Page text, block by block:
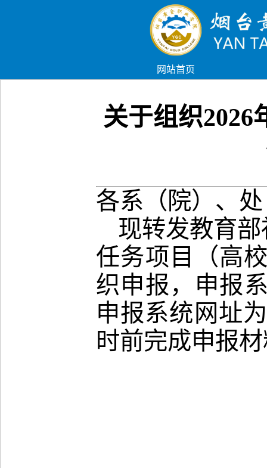
网站首页
关于组织
各系（院）、
现转发教育
任务项目（高
织申报，申报
申报系统网址
时前完成申报